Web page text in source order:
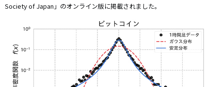
Society of Japan」のオンライン版に掲載されました。